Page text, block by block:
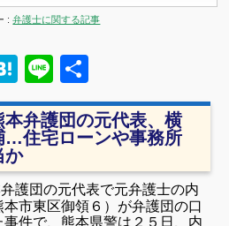
:弁護士に関する記事
Hatena
Line
有
本弁護団の元代表、横
…住宅ローンや事務所
か
護団の元代表で元弁護士の内
市東区御領６）が弁護団の口
件で、熊本県警は２５日、内